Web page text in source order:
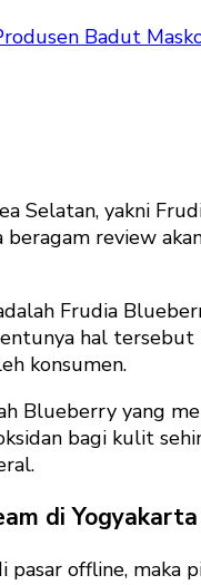
Badut
Selatan, yakni
review
Frudia
hal
konsumen.
yang
bagi kulit
di Yogyakarta
pasar offline,